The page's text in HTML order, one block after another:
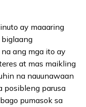
ay maaaring
biglaang
ang mga ito ay
at mas maikling
na nauunawaan
posibleng parusa
pumasok sa